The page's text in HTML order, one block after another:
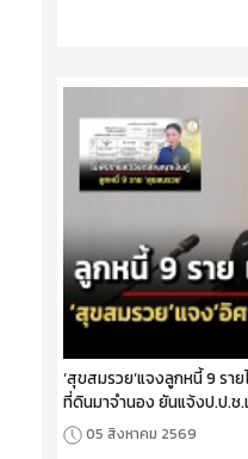
‘สุขสมรวย’แจงลูกหนี้ 9 รา
ที่ดินมาจำนอง ยันแจ้งป.ป.ช.
05 สิงหาคม 2569